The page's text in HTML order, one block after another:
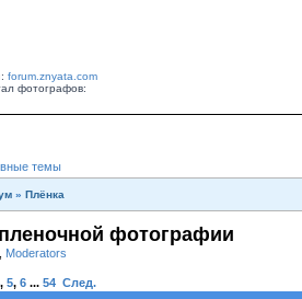
forum.znyata.com
фотографов:
темы
» Плёнка
фотографии
Moderators
, 5, 6 ... 54 След.